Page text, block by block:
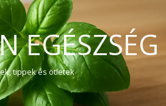
EGÉSZSÉG
tippek és ötletek